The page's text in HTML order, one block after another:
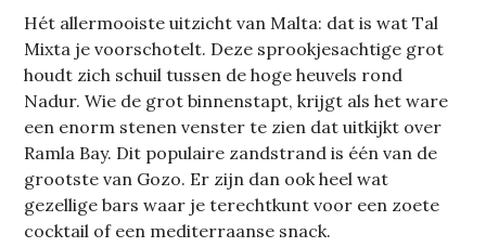
Hét allermooiste uitzicht van Malta: dat is wat Tal
Mixta je voorschotelt. Deze sprookjesachtige grot
houdt zich schuil tussen de hoge heuvels rond
Nadur. Wie de grot binnenstapt, krijgt als het ware
een enorm stenen venster te zien dat uitkijkt over
Ramla Bay. Dit populaire zandstrand is één van de
grootste van Gozo. Er zijn dan ook heel wat
gezellige bars waar je terechtkunt voor een zoete
cocktail of een mediterraanse snack.